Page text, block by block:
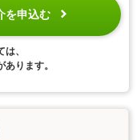
を申込む
、
ります。